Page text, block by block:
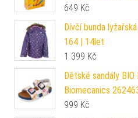
649 Kč
Dívčí bunda
164 | 14let
1 399 Kč
Dětské sandály BIO
Biomecanics
999 Kč